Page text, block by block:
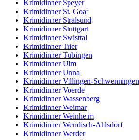
Krimidinner Speyer
Krimidinner St. Goar
Krimidinner Stralsund
Krimidinner Stuttgart
Krimidinner Swisttal
Krimidinner Trier
Krimidinner Tübingen
Krimidinner Ulm
Krimidinner Unna
Krimidinner Villingen-Schwenningen
Krimidinner Voerde
Krimidinner Wassenberg
Krimidinner Weimar
Krimidinner Weinheim
Krimidinner Wendisch-Ahlsdorf
Krimidinner Werder